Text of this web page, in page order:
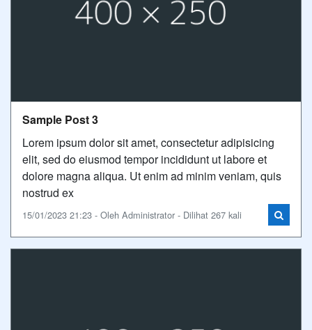
Sample Post 3
Lorem ipsum dolor sit amet, consectetur adipisicing
elit, sed do eiusmod tempor incididunt ut labore et
dolore magna aliqua. Ut enim ad minim veniam, quis
nostrud ex
15/01/2023 21:23 - Oleh Administrator - Dilihat 267 kali